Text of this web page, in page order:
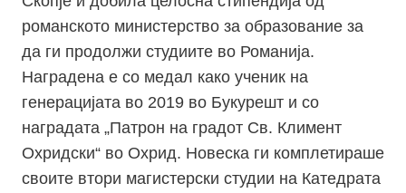
романското министерство за образование за
да ги продолжи студиите во Романија.
Наградена е со медал како ученик на
генерацијата во 2019 во Букурешт и со
наградата „Патрон на градот Св. Климент
Охридски“ во Охрид. Новеска ги комплетираше
своите втори магистерски студии на Катедрата